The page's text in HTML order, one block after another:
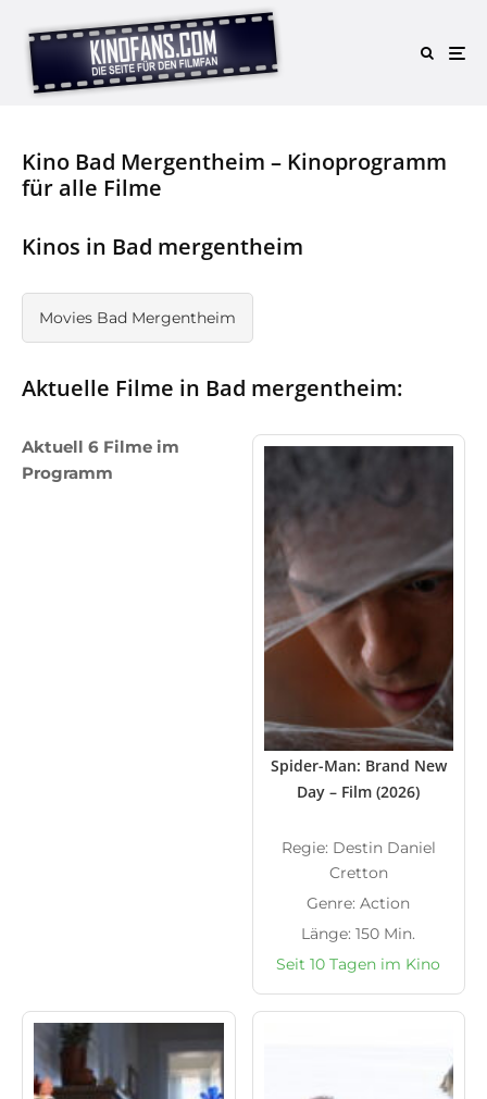
Kino Bad Mergentheim – Kinoprogramm
für alle Filme
Kinos in Bad mergentheim
Movies Bad Mergentheim
Aktuelle Filme in Bad mergentheim:
Aktuell 6 Filme im
Programm
Spider-Man: Brand New
Day – Film (2026)
Regie: Destin Daniel
Cretton
Genre: Action
Länge: 150 Min.
Seit 10 Tagen im Kino